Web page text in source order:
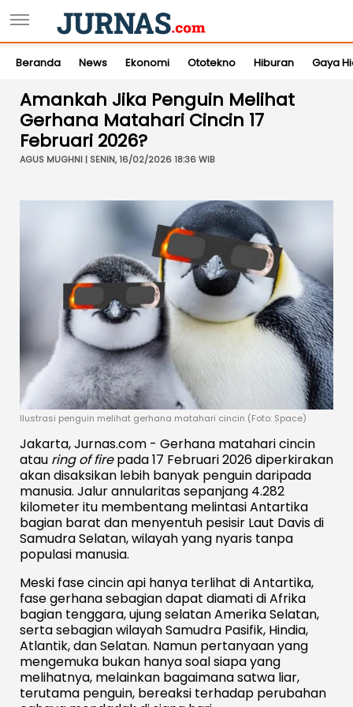
Beranda News Ekonomi Ototekno Hiburan Gaya
Amankah Jika Penguin Melihat
Gerhana Matahari Cincin 17
Februari 2026?
AGUS MUGHNI | SENIN, 16/02/2026 18:36 WIB
Ilustrasi penguin melihat gerhana matahari cincin (Foto: Space)
Jakarta, Jurnas.com - Gerhana matahari cincin
atau ring of firepada 17 Februari 2026 diperkirakan
akan disaksikan lebih banyak penguin daripada
manusia. Jalur annularitas sepanjang 4.282
kilometer itu membentang melintasi Antartika
bagian barat dan menyentuh pesisir Laut Davis di
Samudra Selatan, wilayah yang nyaris tanpa
populasi manusia.
Meski fase cincin api hanya terlihat di Antartika,
fase gerhana sebagian dapat diamati di Afrika
bagian tenggara, ujung selatan Amerika Selatan,
serta sebagian wilayah Samudra Pasifik, Hindia,
Atlantik, dan Selatan. Namun pertanyaan yang
mengemuka bukan hanya soal siapa yang
melihatnya, melainkan bagaimana satwa liar,
terutama penguin, bereaksi terhadap perubahan